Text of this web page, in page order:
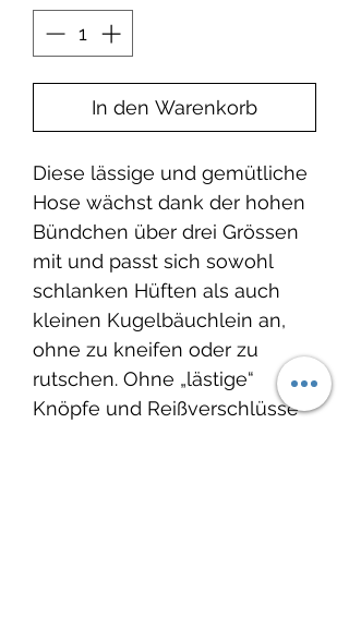
In den Warenkorb
Diese lässige und gemütliche
Hose wächst dank der hohen
Bündchen über drei Grössen
mit und passt sich sowohl
schlanken Hüften als auch
kleinen Kugelbäuchlein an,
ohne zu kneifen oder zu
rutschen. Ohne „lästige“
Knöpfe und Reißverschlüsse